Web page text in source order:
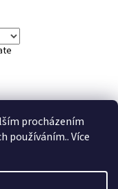
procházením
používáním.. Více
čerpáme
budou vyřízeny
pochopení.